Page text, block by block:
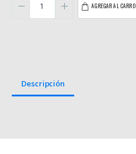
AGREGAR AL CARRO
Descripción